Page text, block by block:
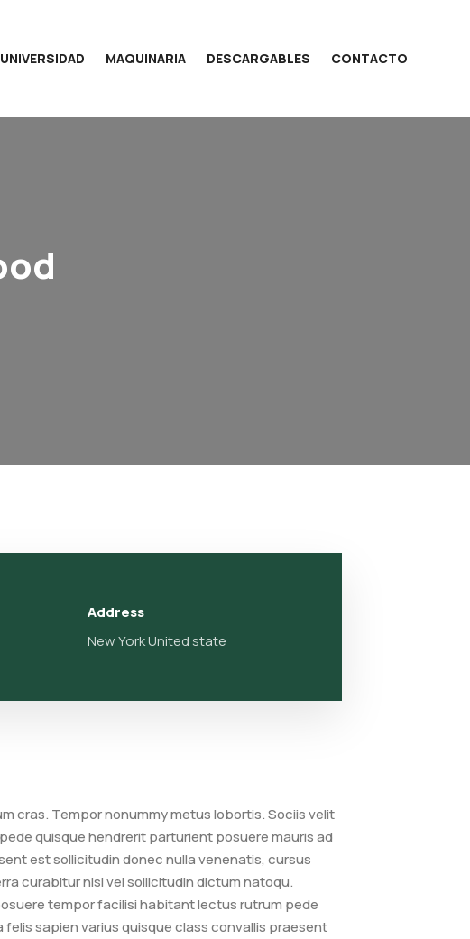
UNIVERSIDAD MAQUINARIA DESCARGABLES CONTACTO
Address
New York United state
cras. Tempor nonummy metus lobortis. Sociis velit
quisque hendrerit parturient posuere mauris ad
est sollicitudin donec nulla venenatis, cursus
curabitur nisi vel sollicitudin dictum natoqu.
tempor facilisi habitant lectus rutrum pede
sapien varius quisque class convallis praesent